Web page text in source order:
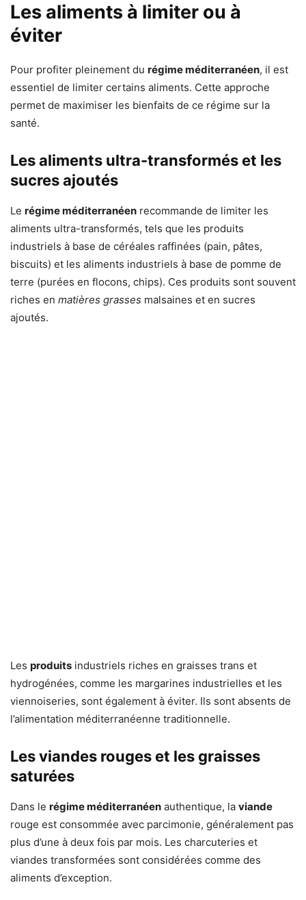
Les aliments à limiter ou à
éviter
Pour profiter pleinement du régime méditerranéen, il est
essentiel de limiter certains aliments. Cette approche
permet de maximiser les bienfaits de ce régime sur la
santé.
Les aliments ultra-transformés et les
sucres ajoutés
Le régime méditerranéen recommande de limiter les
aliments ultra-transformés, tels que les produits
industriels à base de céréales raffinées (pain, pâtes,
biscuits) et les aliments industriels à base de pomme de
terre (purées en flocons, chips). Ces produits sont souvent
riches en matières grasses malsaines et en sucres
ajoutés.
Les produits industriels riches en graisses trans et
hydrogénées, comme les margarines industrielles et les
viennoiseries, sont également à éviter. Ils sont absents de
l’alimentation méditerranéenne traditionnelle.
Les viandes rouges et les graisses
saturées
Dans le régime méditerranéen authentique, la viande
rouge est consommée avec parcimonie, généralement pas
plus d’une à deux fois par mois. Les charcuteries et
viandes transformées sont considérées comme des
aliments d’exception.